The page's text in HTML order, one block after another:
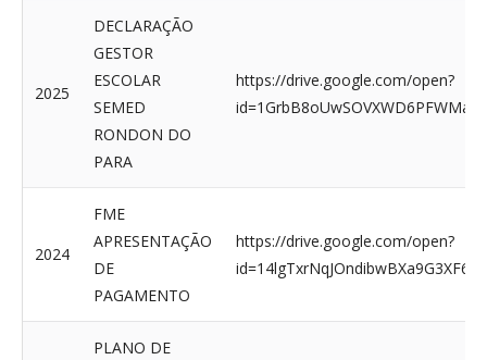
2025
DECLARAÇÃO
GESTOR
ESCOLAR
SEMED
RONDON DO
PARA
https://drive.google.com/open?
2024
FME
APRESENTAÇÃO
DE
PAGAMENTO
https://drive.google.com/open?
PLANO DE